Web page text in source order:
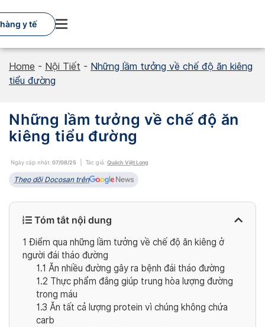
to
content
y tế
Home - Nội Tiết - Những lầm tưởng về chế độ ăn kiêng
tiểu đường
Những lầm tưởng về chế độ ăn
kiêng tiểu đường
Ngày cập nhật: 07/08/25 Tác giả: Quách Việt Long
Theo dõi Docosan trên
Tóm tắt nội dung
1 Điểm qua những lầm tưởng về chế độ ăn kiêng ở
người đái tháo đường
1.1 Ăn nhiều đường gây ra bệnh đái tháo đường
1.2 Thực phẩm đắng giúp trung hòa lượng đường
trong máu
1.3 Ăn tất cả lượng protein vì chúng không chứa
carb